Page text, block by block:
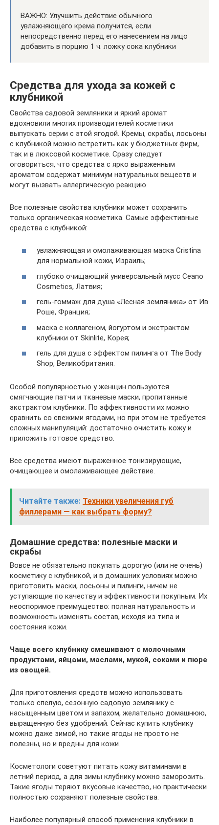
ВАЖНО: Улучшить действие обычного
увлажняющего крема получится, если
непосредственно перед его нанесением на лицо
добавить в порцию 1 ч. ложку сока клубники
Средства для ухода за кожей с
клубникой
Свойства садовой земляники и яркий аромат
вдохновили многих производителей косметики
выпускать серии с этой ягодой. Кремы, скрабы, лосьоны
с клубникой можно встретить как у бюджетных фирм,
так и в люксовой косметике. Сразу следует
оговориться, что средства с ярко выраженным
ароматом содержат минимум натуральных веществ и
могут вызвать аллергическую реакцию.
Все полезные свойства клубники может сохранить
только органическая косметика. Самые эффективные
средства с клубникой:
увлажняющая и омолаживающая маска Cristina
для нормальной кожи, Израиль;
глубоко очищающий универсальный мусс Ceano
Cosmetics, Латвия;
гель-гоммаж для душа «Лесная земляника» от Ив
Роше, Франция;
маска с коллагеном, йогуртом и экстрактом
клубники от Skinlite, Корея;
гель для душа с эффектом пилинга от The Body
Shop, Великобритания.
Особой популярностью у женщин пользуются
смягчающие патчи и тканевые маски, пропитанные
экстрактом клубники. По эффективности их можно
сравнить со свежими ягодами, но при этом не требуется
сложных манипуляций: достаточно очистить кожу и
приложить готовое средство.
Все средства имеют выраженное тонизирующие,
очищающее и омолаживающее действие.
Читайте также: Техники увеличения губ
филлерами — как выбрать форму?
Домашние средства: полезные маски и
скрабы
Вовсе не обязательно покупать дорогую (или не очень)
косметику с клубникой, и в домашних условиях можно
приготовить маски, лосьоны и пилинги, ничем не
уступающие по качеству и эффективности покупным. Их
неоспоримое преимущество: полная натуральность и
возможность изменять состав, исходя из типа и
состояния кожи.
Чаще всего клубнику смешивают с молочными
продуктами, яйцами, маслами, мукой, соками и пюре
из овощей.
Для приготовления средств можно использовать
только спелую, сезонную садовую землянику с
насыщенным цветом и запахом, желательно домашнюю,
выращенную без удобрений. Сейчас купить клубнику
можно даже зимой, но такие ягоды не просто не
полезны, но и вредны для кожи.
Косметологи советуют питать кожу витаминами в
летний период, а для зимы клубнику можно заморозить.
Такие ягоды теряют вкусовые качество, но практически
полностью сохраняют полезные свойства.
Наиболее популярный способ применения клубники в